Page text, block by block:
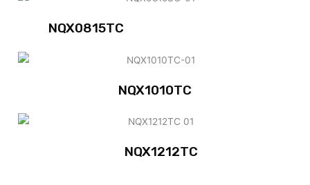
NQX0815TC
NQX1010TC
NQX1212TC